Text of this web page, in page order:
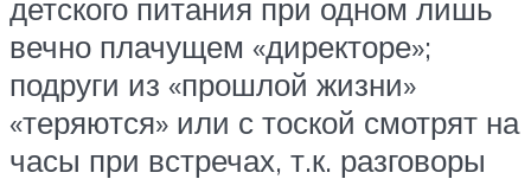
детского питания при одном лишь
вечно плачущем «директоре»;
подруги из «прошлой жизни»
«теряются» или с тоской смотрят на
часы при встречах, т.к. разговоры